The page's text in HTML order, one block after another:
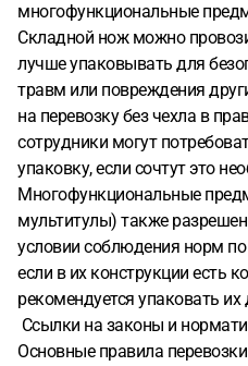
многофункциональные
Складной нож можно
лучше упаковывать для
травм или повреждения
на перевозку без чехла в
сотрудники могут
упаковку, если сочтут это
Многофункциональные
мультитулы) также
условии соблюдения норм
если в их конструкции есть
рекомендуется упаковать их
Ссылки на законы и
Основные правила